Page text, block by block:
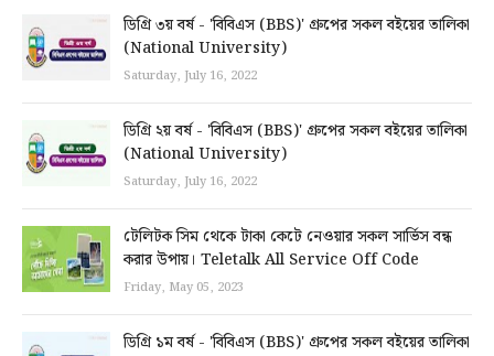
ডিগ্রি ৩য় বর্ষ - 'বিবিএস (BBS)' গ্রুপের সকল বইয়ের তালিকা
(National University)
Saturday, July 16, 2022
ডিগ্রি ২য় বর্ষ - 'বিবিএস (BBS)' গ্রুপের সকল বইয়ের তালিকা
(National University)
Saturday, July 16, 2022
টেলিটক সিম থেকে টাকা কেটে নেওয়ার সকল সার্ভিস বন্ধ
করার উপায়। Teletalk All Service Off Code
Friday, May 05, 2023
ডিগ্রি ১ম বর্ষ - 'বিবিএস (BBS)' গ্রুপের সকল বইয়ের তালিকা